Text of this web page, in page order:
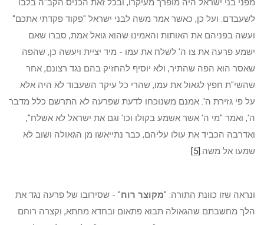
מפני בני ישראל היה מופרך מעיקרו, ובכל זאת הכניס הקב"ה בלבו
לשעבדם. ועל כן, כאשר אמר משה לבני ישראל "פקוד פקדתי אתכם"
ועשה בפניהם את האותות והאמינו שהוא גואל אמת, סברו שאם
ישמע פרעה את צו ה' לשלח את עמו - מיד יציית ויעשה כן, שהפה
שאסר הוא הפה שהתיר, ולא יוסיף להחזיק בהם נגד רצונם, אחר
שהשי"ת חפץ לגאול את עמו, שהרי כל עיקר השעבוד לא היה אלא
על פי גזירת ה'. אמנם משנוכחו לדעת שפרעה לא התרשם כלל מדבר
ה', ואמר "מי ה' אשר אשמע בקולו וכו' וגם את ישראל לא אשלח",
ואדרבה הכביד את עולו עליהם, כבר נתייאשו מן הגאולה ושוב לא
שמעו אל משה.[5]
ונראה שזו כוונת התורה: "מקוצר רוח" - שסירובו של פרעה נגד את
הלך מחשבתם שהגאולה תבוא פתאום ובחדא מחתא, וקצרה רוחם